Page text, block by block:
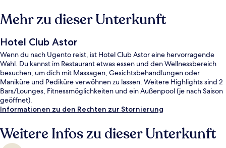
Mehr zu dieser Unterkunft
Hotel Club Astor
Wenn du nach Ugento reist, ist Hotel Club Astor eine hervorragende
Wahl. Du kannst im Restaurant etwas essen und den Wellnessbereich
besuchen, um dich mit Massagen, Gesichtsbehandlungen oder
Maniküre und Pediküre verwöhnen zu lassen. Weitere Highlights sind 2
Bars/Lounges, Fitnessmöglichkeiten und ein Außenpool (je nach Saison
geöffnet).
Informationen zu den Rechten zur Stornierung
Weitere Infos zu dieser Unterkunft